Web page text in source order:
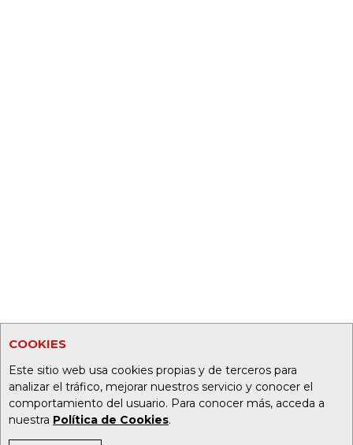
COOKIES
Este sitio web usa cookies propias y de terceros para
analizar el tráfico, mejorar nuestros servicio y conocer el
comportamiento del usuario. Para conocer más, acceda a
nuestra Política de Cookies.